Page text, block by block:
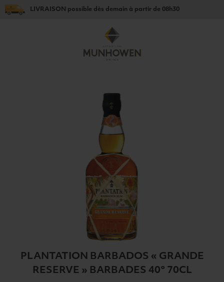
LIVRAISON possible dès demain à partir de 08h30
PLANTATION BARBADOS « GRANDE
RESERVE » BARBADES 40° 70CL